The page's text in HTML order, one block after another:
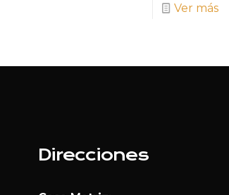
Ver más
Direcciones